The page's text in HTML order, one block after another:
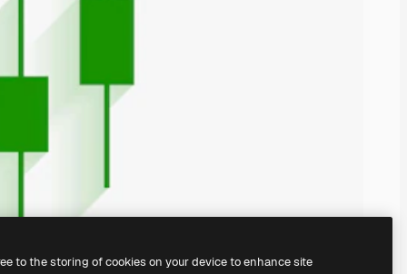
to the storing of cookies on your device to enhance site